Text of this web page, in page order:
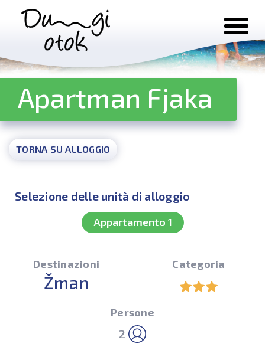
Salta al contenuto
Apartman Fjaka
TORNA SU ALLOGGIO
Selezione delle unità di alloggio
Appartamento 1
Destinazioni
Žman
Categoria
Persone
2